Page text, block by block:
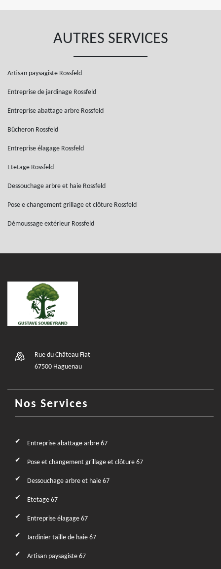
AUTRES SERVICES
Artisan paysagiste Rossfeld
Entreprise de jardinage Rossfeld
Entreprise abattage arbre Rossfeld
Bûcheron Rossfeld
Entreprise élagage Rossfeld
Etetage Rossfeld
Dessouchage arbre et haie Rossfeld
Pose e changement grillage et clôture Rossfeld
Démoussage extérieur Rossfeld
Rue du Château Fiat
67500 Haguenau
Nos Services
Entreprise abattage arbre 67
Pose et changement grillage et clôture 67
Dessouchage arbre et haie 67
Etetage 67
Entreprise élagage 67
Jardinier taille de haie 67
Artisan paysagiste 67